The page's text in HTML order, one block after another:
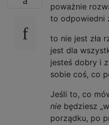
poważnie
to odpowiedni
to nie jest zła
jest dla
jesteś dobry i
sobie coś, co
Jeśli to, co
nie będziesz
porządku, po